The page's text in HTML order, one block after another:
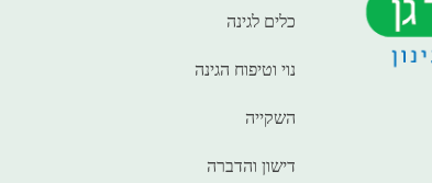
כלים לגינה
נוי וטיפוח הגינה
השקייה
דישון והדברה